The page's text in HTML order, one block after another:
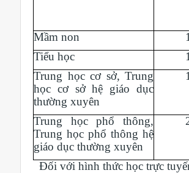
Mầm non
Tiểu học
Trung học cơ sở, Trung
học cơ sở hệ giáo dục
thường xuyên
Trung học phổ thông,
Trung học phổ thông hệ
giáo dục thường xuyên
Đối với hình thức học trực